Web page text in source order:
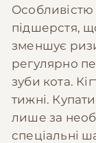
Особливістю
підшерстя,
зменшує
регулярно
зуби кота.
тижні.
лише за
спеціальні